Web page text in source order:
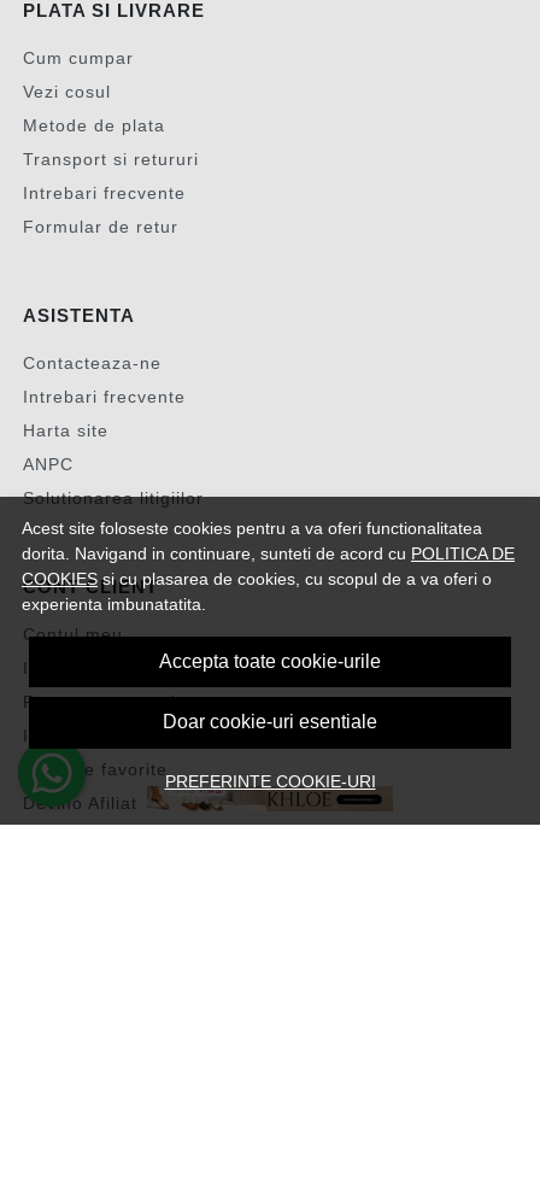
Acest site foloseste cookies pentru a va oferi functionalitatea
dorita. Navigand in continuare, sunteti de acord cu POLITICA DE
COOKIESsi cu plasarea de cookies, cu scopul de a va oferi o
experienta imbunatatita.
Accepta toate cookie-urile
Doar cookie-uri esentiale
PREFERINTE COOKIE-URI
PLATA SI LIVRARE
Cum cumpar
Vezi cosul
Metode de plata
Transport si retururi
Intrebari frecvente
Formular de retur
ASISTENTA
Contacteaza-ne
Intrebari frecvente
Harta site
ANPC
Solutionarea litigiilor
CONT CLIENT
Contul meu
Inregistrare
Recuperare parola
Istoric comenzi
Produse favorite
Devino Afiliat